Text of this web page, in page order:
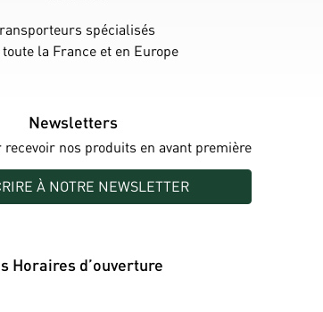
spécialisés
la France et en Europe
Newsletters
recevoir nos produits en avant première
À NOTRE NEWSLETTER
Horaires d’ouverture